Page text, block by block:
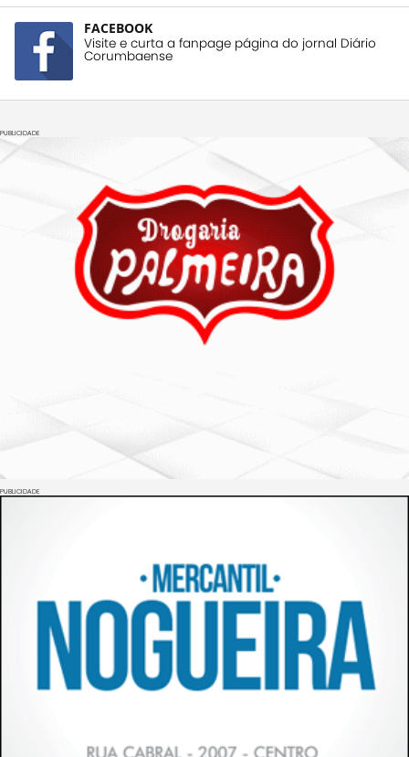
FACEBOOK
Visite e curta a fanpage página do jornal Diário
Corumbaense
PUBLICIDADE
PUBLICIDADE